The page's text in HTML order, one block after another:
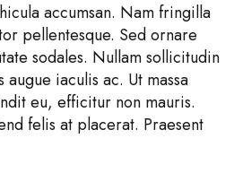
accumsan. Nam fringilla
pellentesque. Sed ornare
sodales. Nullam sollicitudin
iaculis ac. Ut massa
eu, efficitur non mauris.
felis at placerat. Praesent